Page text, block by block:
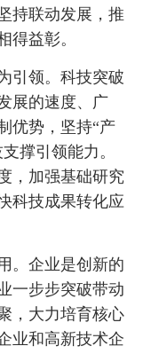
持联动发展，推
得益彰。
引领。科技突破
展的速度、广
优势，坚持“产
撑引领能力。
，加强基础研究
科技成果转化应
。企业是创新的
一步步突破带动
，大力培育核心
业和高新技术企